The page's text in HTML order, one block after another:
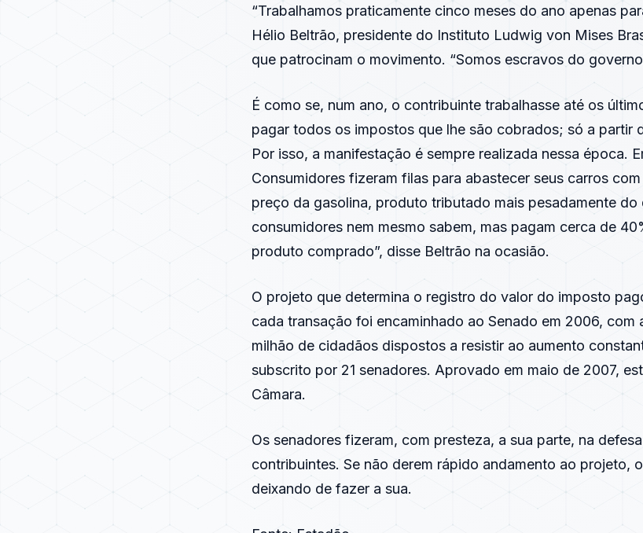
“Trabalhamos praticamente cinco meses do ano apenas
Hélio Beltrão, presidente do Instituto Ludwig von Mises
que patrocinam o movimento. “Somos escravos do
É como se, num ano, o contribuinte trabalhasse até os
pagar todos os impostos que lhe são cobrados; só a partir
Por isso, a manifestação é sempre realizada nessa época.
Consumidores fizeram filas para abastecer seus carros
preço da gasolina, produto tributado mais pesadamente do
consumidores nem mesmo sabem, mas pagam cerca de
produto comprado”, disse Beltrão na ocasião.
O projeto que determina o registro do valor do imposto
cada transação foi encaminhado ao Senado em 2006, com
milhão de cidadãos dispostos a resistir ao aumento
subscrito por 21 senadores. Aprovado em maio de 2007,
Câmara.
Os senadores fizeram, com presteza, a sua parte, na
contribuintes. Se não derem rápido andamento ao projeto,
deixando de fazer a sua.